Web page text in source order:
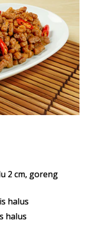
2 cm, goreng
halus
halus